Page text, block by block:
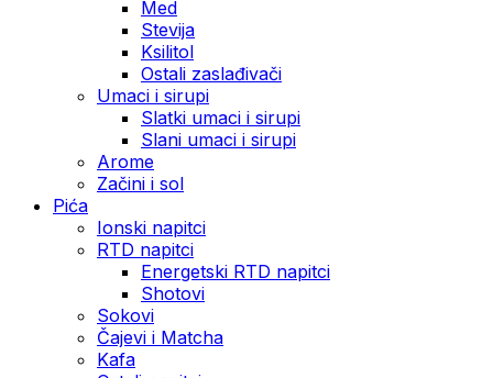
Med
Stevija
Ksilitol
Ostali zaslađivači
Umaci i sirupi
Slatki umaci i sirupi
Slani umaci i sirupi
Arome
Začini i sol
Pića
Ionski napitci
RTD napitci
Energetski RTD napitci
Shotovi
Sokovi
Čajevi i Matcha
Kafa